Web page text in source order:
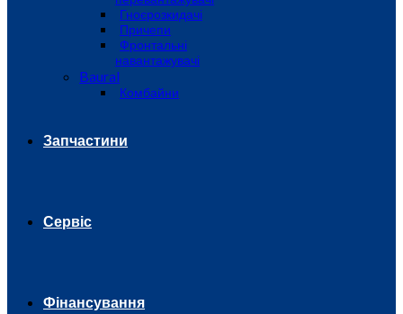
Гноєрозкидачі
Причепи
Фронтальні
навантажувачі
Baural
Комбайни
Запчастини
Сервіс
Фінансування